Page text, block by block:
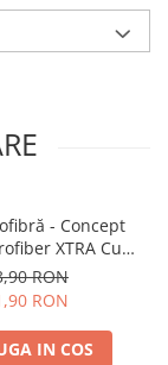
- Concept
XTRA Cut
135mm
RON
RON
IN COS